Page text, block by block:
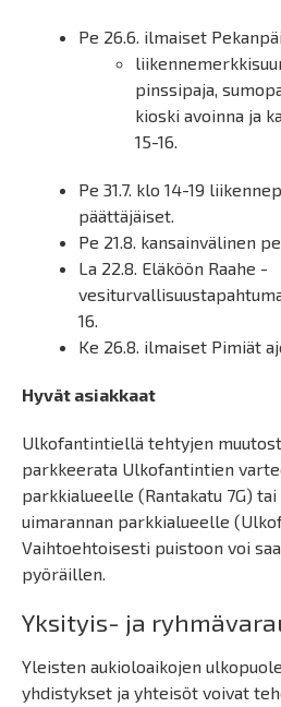
Pe 26.6. ilmaiset
pinssipaja,
kioski avoinna ja
15-16.
Pe 31.7. klo 14-19
päättäjäiset.
Pe 21.8. kansainvälinen
La 22.8. Eläköön Raahe -
16.
Ke 26.8. ilmaiset Pimiät
Hyvät asiakkaat
Ulkofantintiellä tehtyjen
parkkeerata Ulkofantintien
parkkialueelle (Rantakatu 7G) tai
uimarannan parkkialueelle
Vaihtoehtoisesti puistoon voi
pyöräillen.
Yksityis- ja
Yleisten aukioloaikojen
yhdistykset ja yhteisöt voivat